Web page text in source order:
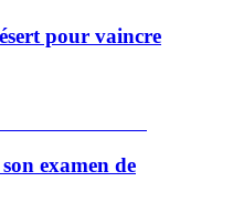
pour vaincre
examen de